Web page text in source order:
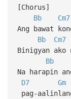
[Chorus]
Bb
Cm7
Ang bawat
Bb
Cm7
Binigyan
Bb
Na harapin
D7
Gm
pag-